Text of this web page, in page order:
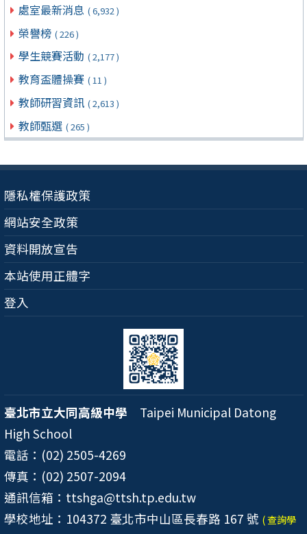
處室最新消息 ( 6,932 )
榮譽榜 ( 226 )
學生競賽活動 ( 2,177 )
教育盃體操賽 ( 11 )
教師研習資訊 ( 2,613 )
教師甄選 ( 265 )
隱私權保護政策
網站安全政策
資料開放宣告
本站使用正體字
登入
臺北市立大同高級中學 Taipei Municipal Datong
High School
電話：(02) 2505-4269
傳真：(02) 2507-2094
通訊信箱：ttshga@ttsh.tp.edu.tw
學校地址：104372 臺北市中山區長春路 167 號 ( 查詢學